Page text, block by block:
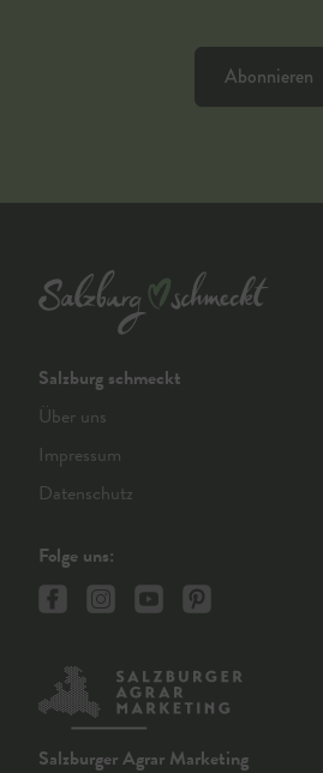
Abonnieren
Salzburg schmeckt
Über uns
Impressum
Datenschutz
Folge uns:
Salzburger Agrar Marketing